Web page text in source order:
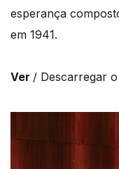
esperança
em 1941.
Ver / Descarregar o